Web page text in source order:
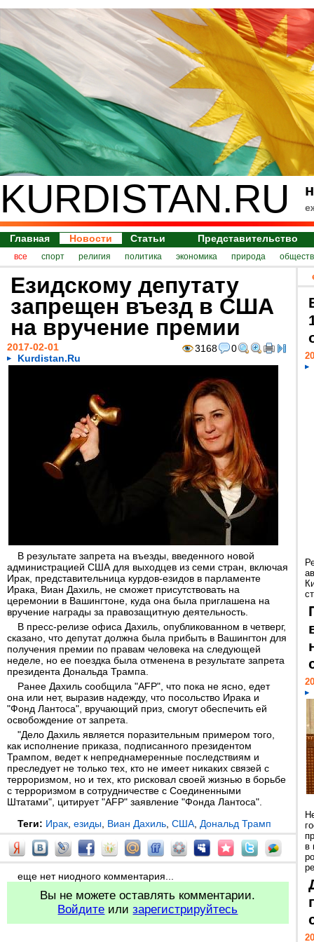
KURDISTAN.RU
Главная Новости Статьи Представительство
все спорт религия политика экономика природа
Езидскому депутату
запрещен въезд в США
на вручение премии
3168 0
2017-02-01
Kurdistan.Ru
В результате запрета на въезды, введенного новой
администрацией США для выходцев из семи стран, включая
Ирак, представительница курдов-езидов в парламенте
Ирака, Виан Дахиль, не сможет присутствовать на
церемонии в Вашингтоне, куда она была приглашена на
вручение награды за правозащитную деятельность.
В пресс-релизе офиса Дахиль, опубликованном в четверг,
сказано, что депутат должна была прибыть в Вашингтон для
получения премии по правам человека на следующей
неделе, но ее поездка была отменена в результате запрета
президента Дональда Трампа.
Ранее Дахиль сообщила "AFP", что пока не ясно, едет
она или нет, выразив надежду, что посольство Ирака и
"Фонд Лантоса", вручающий приз, смогут обеспечить ей
освобождение от запрета.
"Дело Дахиль является поразительным примером того,
как исполнение приказа, подписанного президентом
Трампом, ведет к непреднамеренные последствиям и
преследует не только тех, кто не имеет никаких связей с
терроризмом, но и тех, кто рисковал своей жизнью в борьбе
с терроризмом в сотрудничестве с Соединенными
Штатами", цитирует "AFP" заявление "Фонда Лантоса".
Теги: Ирак езиды Виан Дахиль США Дональд Трамп
еще нет ниодного комментария...
Вы не можете оставлять комментарии.
Войдите илизарегистрируйтесь
в